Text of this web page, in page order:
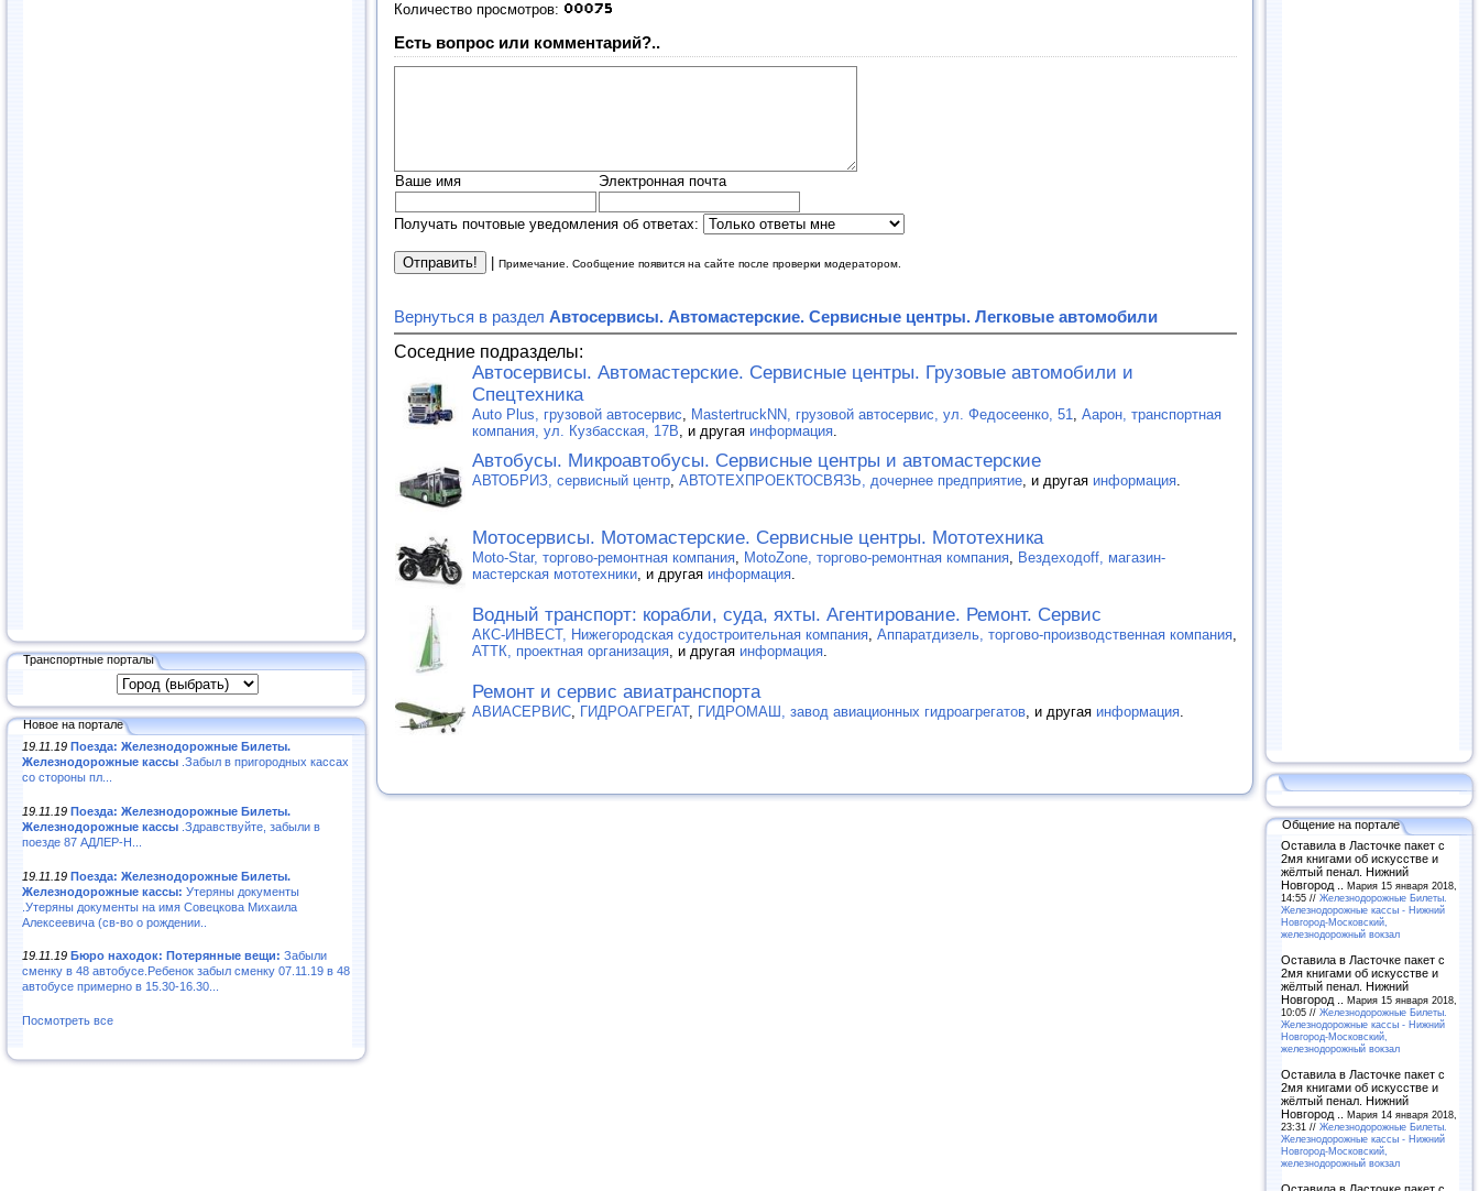
Транспортные порталы
Новое на портале
19.11.19 Поезда: Железнодорожные Билеты.
Железнодорожные кассы .Забыл в пригородных кассах
со стороны пл...
19.11.19 Поезда: Железнодорожные Билеты.
Железнодорожные кассы .Здравствуйте, забыли в
поезде 87 АДЛЕР-Н...
19.11.19 Поезда: Железнодорожные Билеты.
Железнодорожные кассы: Утеряны документы
.Утеряны документы на имя Совецкова Михаила
Алексеевича (св-во о рождении..
19.11.19 Бюро находок: Потерянные вещи: Забыли
сменку в 48 автобусе.Ребенок забыл сменку 07.11.19 в 48
автобусе примерно в 15.30-16.30...
Посмотреть все
Количество просмотров:
Есть вопрос или комментарий?..
Ваше имя Электронная почта
Получать почтовые уведомления об ответах:
| Примечание. Сообщение появится на сайте после проверки модератором.
Вернуться в раздел Автосервисы. Автомастерские. Сервисные центры. Легковые автомобили
Соседние подразделы:
Автосервисы. Автомастерские. Сервисные центры. Грузовые автомобили и
Спецтехника
Auto Plus, грузовой автосервис MastertruckNN, грузовой автосервис, ул. Федосеенко, 51
Аарон, транспортная
компания, ул. Кузбасская, 17В , и другая информация
Автобусы. Микроавтобусы. Сервисные центры и автомастерские
АВТОБРИЗ, сервисный центр АВТОТЕХПРОЕКТОСВЯЗЬ, дочернее предприятие , и другая информация
Мотосервисы. Мотомастерские. Сервисные центры. Мототехника
Moto-Star, торгово-ремонтная компания MotoZone, торгово-ремонтная компания Вездеходоff, магазин-
мастерская мототехники , и другая информация
Водный транспорт: корабли, суда, яхты. Агентирование. Ремонт. Сервис
АКС-ИНВЕСТ, Нижегородская судостроительная компания Аппаратдизель, торгово-производственная компания
АТТК, проектная организация , и другая информация
Ремонт и сервис авиатранспорта
АВИАСЕРВИС ГИДРОАГРЕГАТ, ГИДРОМАШ, завод авиационных гидроагрегатов , и другая информация
Общение на портале
Оставила в Ласточке пакет с
2мя книгами об искусстве и
жёлтый пенал. Нижний
Новгород .. Мария 15 января 2018,
14:55 // Железнодорожные Билеты.
Железнодорожные кассы - Нижний
Новгород-Московский,
железнодорожный вокзал
Оставила в Ласточке пакет с
2мя книгами об искусстве и
жёлтый пенал. Нижний
Новгород .. Мария 15 января 2018,
10:05 // Железнодорожные Билеты.
Железнодорожные кассы - Нижний
Новгород-Московский,
железнодорожный вокзал
Оставила в Ласточке пакет с
2мя книгами об искусстве и
жёлтый пенал. Нижний
Новгород .. Мария 14 января 2018,
23:31 // Железнодорожные Билеты.
Железнодорожные кассы - Нижний
Новгород-Московский,
железнодорожный вокзал